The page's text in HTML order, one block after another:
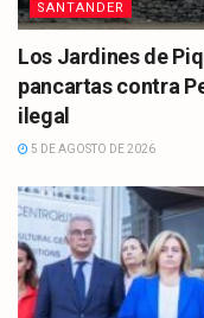
SANTANDER
Los Jardines de
pancartas contra
ilegal
5 DE AGOSTO DE 2026